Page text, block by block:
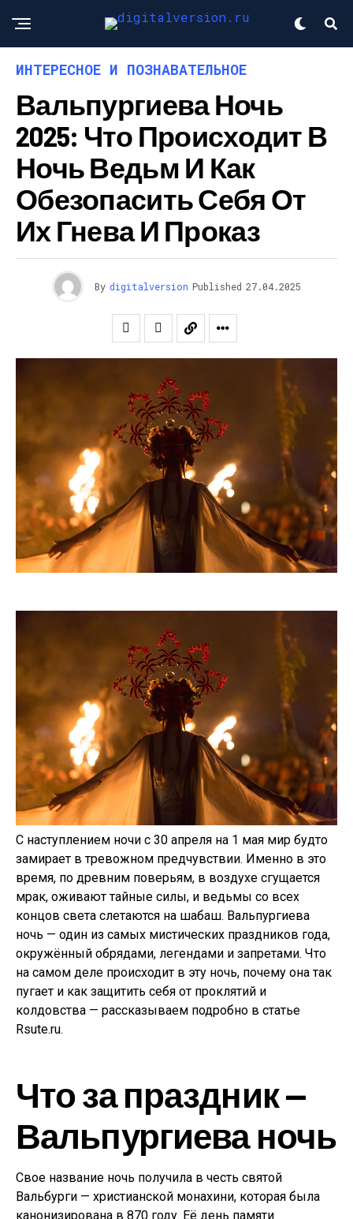
ИНТЕРЕСНОЕ И ПОЗНАВАТЕЛЬНОЕ
Вальпургиева Ночь
2025: Что Происходит В
Ночь Ведьм И Как
Обезопасить Себя От
Их Гнева И Проказ
By digitalversion Published 27.04.2025
С наступлением ночи с 30 апреля на 1 мая мир будто
замирает в тревожном предчувствии. Именно в это
время, по древним поверьям, в воздухе сгущается
мрак, оживают тайные силы, и ведьмы со всех
концов света слетаются на шабаш. Вальпургиева
ночь — один из самых мистических праздников года,
окружённый обрядами, легендами и запретами. Что
на самом деле происходит в эту ночь, почему она так
пугает и как защитить себя от проклятий и
колдовства — рассказываем подробно в статье
Rsute.ru.
Что за праздник —
Вальпургиева ночь
Свое название ночь получила в честь святой
Вальбурги — христианской монахини, которая была
канонизирована в 870 году. Её день памяти